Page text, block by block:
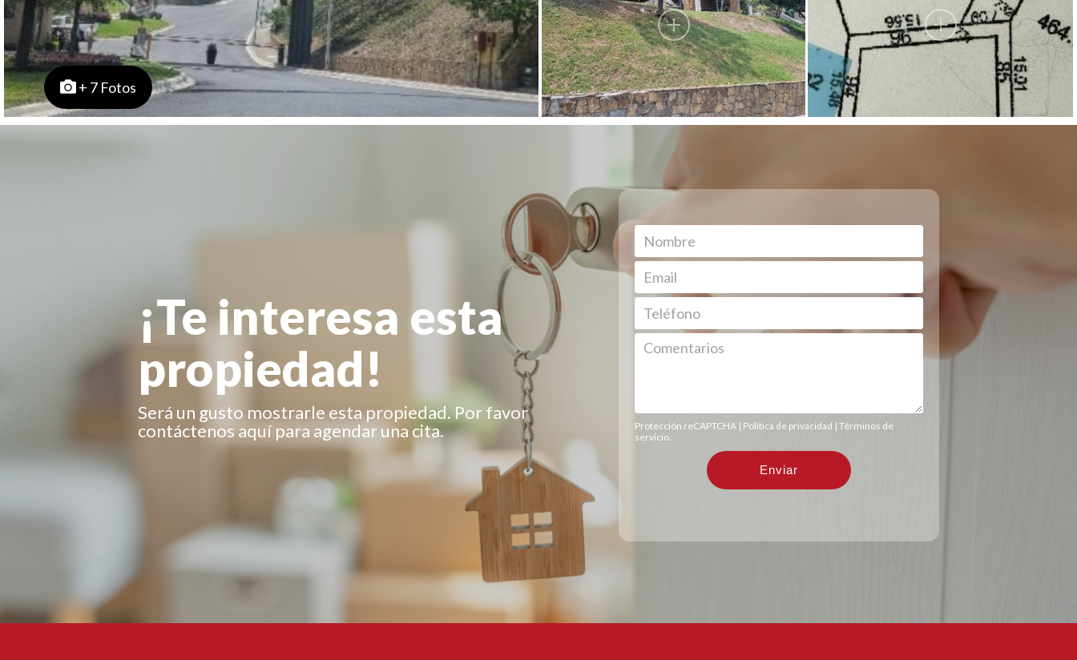
+ 7 Fotos
¡Te interesa esta
propiedad!
Será un gusto mostrarle esta propiedad. Por favor
contáctenos aquí para agendar una cita.
Protección reCAPTCHA | Política de privacidad | Términos de
servicio.